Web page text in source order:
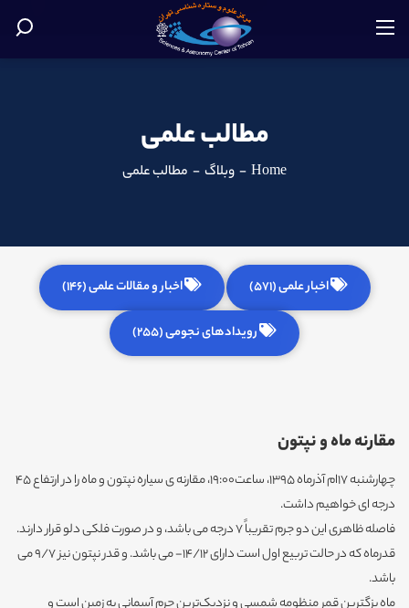
مطالب علمی
Home
- وبلاگ - مطالب علمی
اخبار علمی (571) اخبار و مقالات علمی (146)
رویدادهای نجومی (255)
مقارنه ماه و نپتون
چهارشنبه 17ام آذرماه 1395، ساعت19:00، مقارنه ی سیاره نپتون و ماه را در ارتفاع 45
درجه ای خواهیم داشت.
فاصله ظاهری این دو جرم تقریباً 7 درجه می باشد، و در صورت فلکی دلو قرار دارند.
قدرماه که در حالت تربیع اول است دارای 14/12- می باشد. و قدر نپتون نیز 9/7 می
باشد.